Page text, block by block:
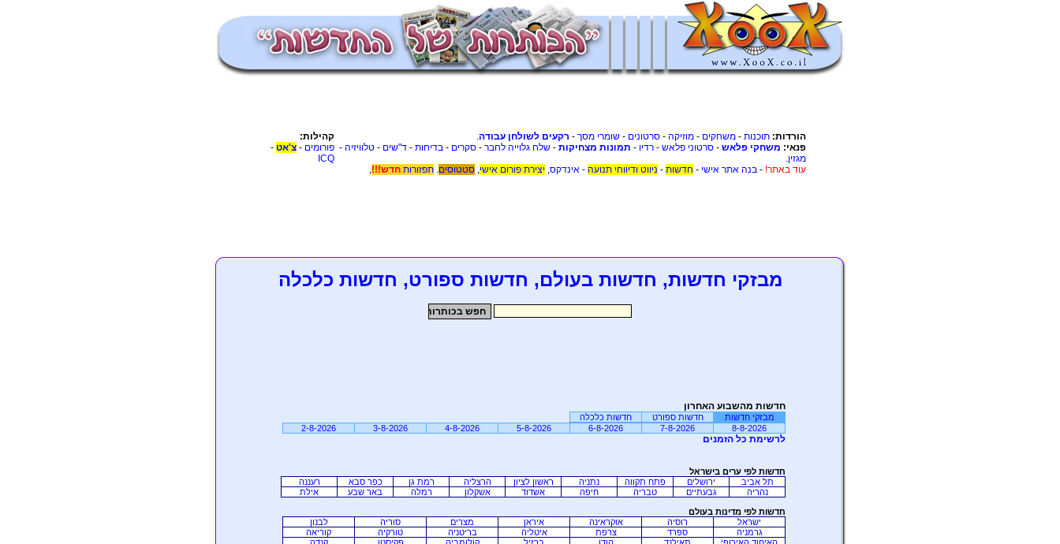
הורדות: תוכנות - משחקים - מוזיקה - סרטונים - שומרי מסך - רקעים לשולחן עבודה.
פנאי: משחקי פלאש - סרטוני פלאש - רדיו - תמונות מצחיקות - שלח גלוייה לחבר - סקרים - בדיחות - ד"שים - טלוויזיה -
מגזין.
עוד באתר! - בנה אתר אישי - חדשות - ניווט ודיווחי תנועה - אינדקס, יצירת פורום אישי, סטטוסים. תפזורות חדש!!!,
קהילות:
פורומים - צ'אט -
ICQ
מבזקי חדשות, חדשות בעולם, חדשות ספורט, חדשות כלכלה
חדשות מהשבוע האחרון
מבזקי חדשות חדשות ספורט
חדשות כלכלה
8-8-2026
7-8-2026
6-8-2026
5-8-2026
4-8-2026
3-8-2026
2-8-2026
לרשימת כל הזמנים
חדשות לפי ערים בישראל
תל אביב
ירושלים פתח תקווה נתניה ראשון לציון הרצליה רמת גן כפר סבא
רעננה
נהריה
גבעתיים טבריה חיפה אשדוד אשקלון רמלה באר שבע אילת
חדשות לפי מדינות בעולם
ישראל
רוסיה אוקראינה איראן מצרים סוריה
לבנון
גרמניה
ספרד צרפת איטליה בריטניה טורקיה
קוריאה